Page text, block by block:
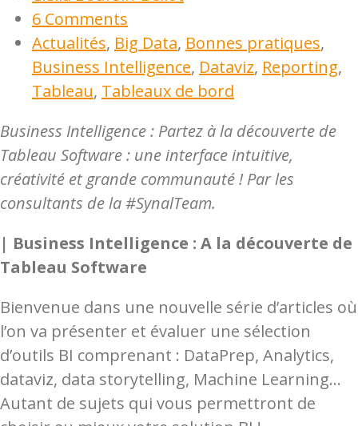
6 Comments
Actualités, Big Data, Bonnes pratiques,
Business Intelligence, Dataviz, Reporting,
Tableau, Tableaux de bord
Business Intelligence : Partez à la découverte de
Tableau Software : une interface intuitive,
créativité et grande communauté ! Par les
consultants de la #SynalTeam.
| Business Intelligence : A la découverte de
Tableau Software
Bienvenue dans une nouvelle série d’articles où
l’on va présenter et évaluer une sélection
d’outils BI comprenant : DataPrep, Analytics,
dataviz, data storytelling, Machine Learning…
Autant de sujets qui vous permettront de